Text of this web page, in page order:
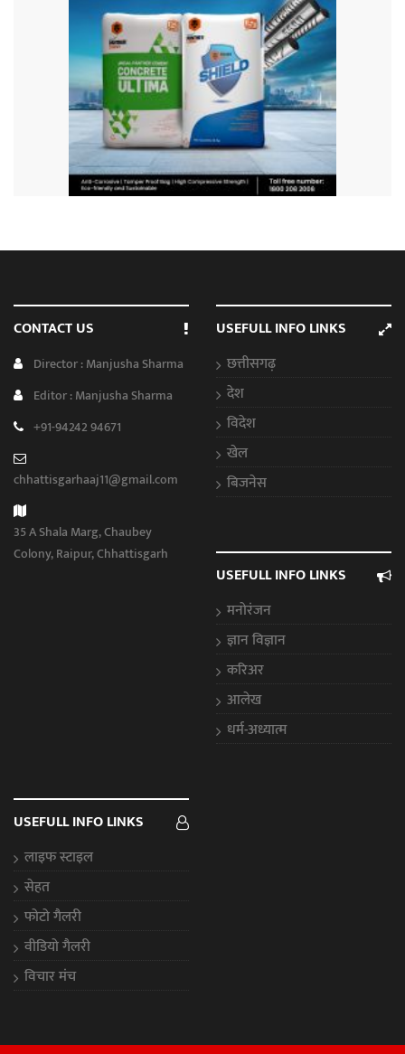
CONTACT US
Director : Manjusha Sharma
Editor : Manjusha Sharma
+91-94242 94671
chhattisgarhaaj11@gmail.com
35 A Shala Marg, Chaubey
Colony, Raipur, Chhattisgarh
USEFULL INFO LINKS
छत्तीसगढ़
देश
विदेश
खेल
बिजनेस
USEFULL INFO LINKS
मनोरंजन
ज्ञान विज्ञान
करिअर
आलेख
धर्म-अध्यात्म
USEFULL INFO LINKS
लाइफ स्टाइल
सेहत
फोटो गैलरी
वीडियो गैलरी
विचार मंच